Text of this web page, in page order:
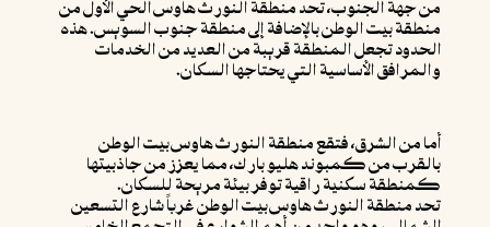
من جهة الجنوب، تحد منطقة النورث هاوس الحي الأول من
منطقة بيت الوطن بالإضافة إلى منطقة جنوب السويس. هذه
الحدود تجعل المنطقة قريبة من العديد من الخدمات
والمرافق الأساسية التي يحتاجها السكان.
أما من الشرق، فتقع منطقة النورث هاوس بيت الوطن
بالقرب من كمبوند هليو بارك، مما يعزز من جاذبيتها
كمنطقة سكنية راقية توفر بيئة مريحة للسكان.
تحد منطقة النورث هاوس بيت الوطن غرباً شارع التسعين